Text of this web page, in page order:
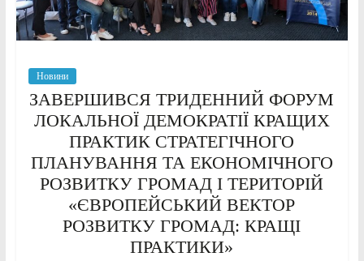
Новини
ЗАВЕРШИВСЯ ТРИДЕННИЙ ФОРУМ
ЛОКАЛЬНОЇ ДЕМОКРАТІЇ КРАЩИХ
ПРАКТИК СТРАТЕГІЧНОГО
ПЛАНУВАННЯ ТА ЕКОНОМІЧНОГО
РОЗВИТКУ ГРОМАД І ТЕРИТОРІЙ
«ЄВРОПЕЙСЬКИЙ ВЕКТОР
РОЗВИТКУ ГРОМАД: КРАЩІ
ПРАКТИКИ»